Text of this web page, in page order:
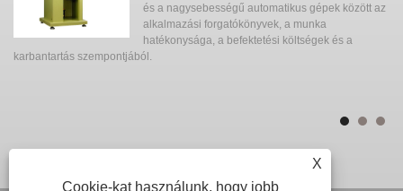
és a nagysebességű automatikus gépek között az
alkalmazási forgatókönyvek, a munka
hatékonysága, a befektetési költségek és a
karbantartás szempontjából. ‌‌
X
Cookie-kat használunk, hogy jobb